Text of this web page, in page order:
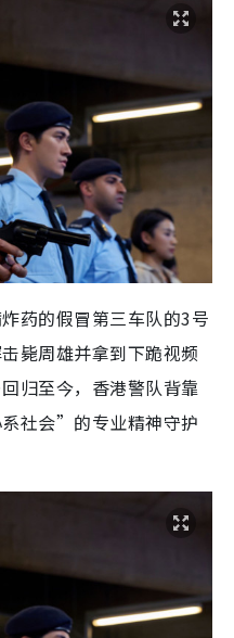
药的假冒第三车队的3号
毙周雄并拿到下跪视频
归至今，香港警队背靠
社会”的专业精神守护